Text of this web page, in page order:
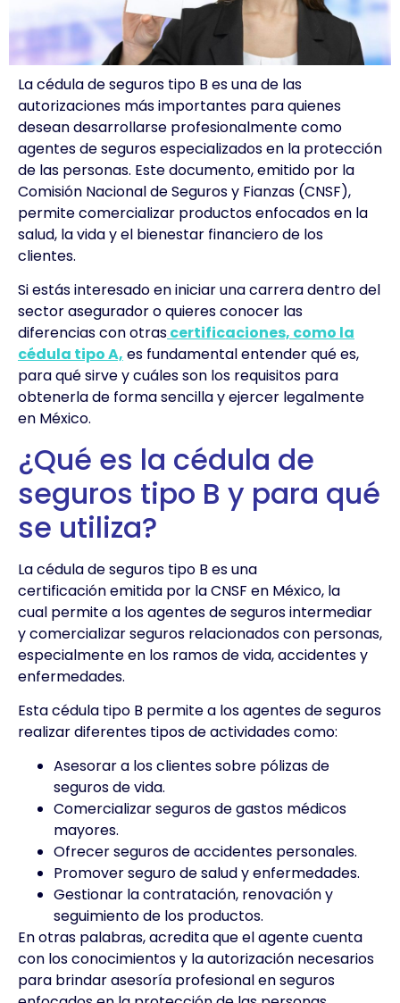
La cédula de seguros tipo B es una de las
autorizaciones más importantes para quienes
desean desarrollarse profesionalmente como
agentes de seguros especializados en la protección
de las personas. Este documento, emitido por la
Comisión Nacional de Seguros y Fianzas (CNSF),
permite comercializar productos enfocados en la
salud, la vida y el bienestar financiero de los
clientes.
Si estás interesado en iniciar una carrera dentro del
sector asegurador o quieres conocer las
diferencias con otrascertificaciones, como la
cédula tipo A, es fundamental entender qué es,
para qué sirve y cuáles son los requisitos para
obtenerla de forma sencilla y ejercer legalmente
en México.
¿Qué es la cédula de
seguros tipo B y para qué
se utiliza?
La cédula de seguros tipo B es una
certificación emitida por la CNSF en México, la
cual permite a los agentes de seguros intermediar
y comercializar seguros relacionados con personas,
especialmente en los ramos de vida, accidentes y
enfermedades.
Esta cédula tipo B permite a los agentes de seguros
realizar diferentes tipos de actividades como:
Asesorar a los clientes sobre pólizas de
seguros de vida.
Comercializar seguros de gastos médicos
mayores.
Ofrecer seguros de accidentes personales.
Promover seguro de salud y enfermedades.
Gestionar la contratación, renovación y
seguimiento de los productos.
En otras palabras, acredita que el agente cuenta
con los conocimientos y la autorización necesarios
para brindar asesoría profesional en seguros